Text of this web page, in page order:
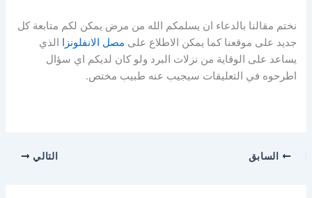
نختم مقالنا بالدعاء ان يسلمكم الله من مرض يمكن لكم متابعة كل
جديد على موقعنا كما يمكن الاطلاع على مصل الانفلونزا الذي
يساعد على الوقاية من نزلات البرد ولو كان لديكم اي سؤال
اطرحوه في التعليقات سيجيب عنه طبيب مختص.
السابق التالي